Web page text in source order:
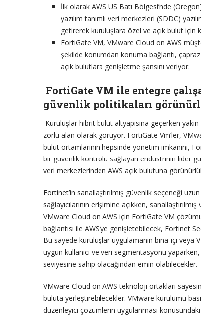
İlk olarak AWS US Batı Bölgesi’nde
yazılım tanımlı veri merkezleri (SDDC)
getirerek kuruluşlara özel ve açık bulut
FortiGate VM, VMware Cloud on AWS
şekilde konumdan konuma bağlantı,
açık bulutlara genişletme şansını veriyor.
FortiGate VM ile entegre
güvenlik politikaları
Kuruluşlar hibrit bulut altyapısına geçerken
zorlu alan olarak görüyor. FortiGate Vm’ler,
bulut ortamlarının hepsinde yönetim imkanını,
bir güvenlik kontrolü sağlayan endüstrinin lider
veri merkezlerinden AWS açık bulutuna
Fortinet’in sanallaştırılmış güvenlik seçeneği
sağlayıcılarının erişimine açıkken,
VMware Cloud on AWS için FortiGate VM
bağlantısı ile AWS’ye genişletebilecek, Fortinet
Bu sayede kuruluşlar uygulamanın bina-içi veya
uygun kullanıcı ve veri segmentasyonu
seviyesine sahip olacağından emin olabilecekler.
VMware Cloud on AWS teknoloji ortakları
buluta yerleştirebilecekler. VMware kurulumu
düzenleyici çözümlerin uygulanması